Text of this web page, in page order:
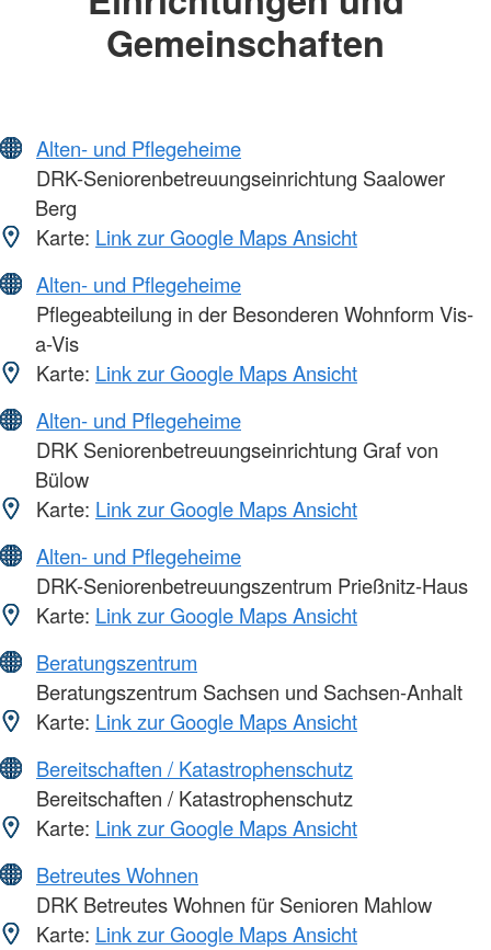
Gemeinschaften
Alten- und Pflegeheime
DRK-Seniorenbetreuungseinrichtung Saalower
Berg
Karte: Link zur Google Maps Ansicht
Alten- und Pflegeheime
Pflegeabteilung in der Besonderen Wohnform Vis-
a-Vis
Karte: Link zur Google Maps Ansicht
Alten- und Pflegeheime
DRK Seniorenbetreuungseinrichtung Graf von
Bülow
Karte: Link zur Google Maps Ansicht
Alten- und Pflegeheime
DRK-Seniorenbetreuungszentrum Prießnitz-Haus
Karte: Link zur Google Maps Ansicht
Beratungszentrum
Beratungszentrum Sachsen und Sachsen-Anhalt
Karte: Link zur Google Maps Ansicht
Bereitschaften / Katastrophenschutz
Bereitschaften / Katastrophenschutz
Karte: Link zur Google Maps Ansicht
Betreutes Wohnen
DRK Betreutes Wohnen für Senioren Mahlow
Karte: Link zur Google Maps Ansicht